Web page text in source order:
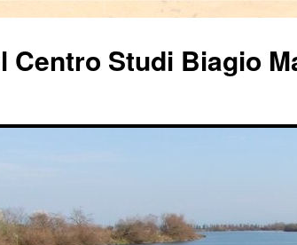
Centro Studi Biagio